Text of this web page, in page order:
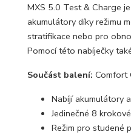
MXS 5.0 Test & Charge
akumulátory díky režimu
stratifikace nebo pro
Pomocí této nabíječky
Součást balení: Comfort
Nabíjí akumulátory
Jedinečné 8
Režim pro studené